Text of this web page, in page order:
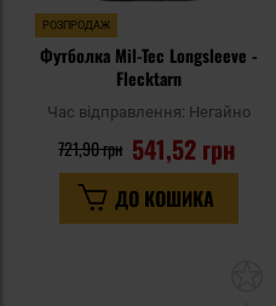
РОЗПРОДАЖ
Футболка Mil-Tec Longsleeve -
Flecktarn
Час відправлення: Негайно
541,52 грн
721,90 грн
ДО КОШИКА